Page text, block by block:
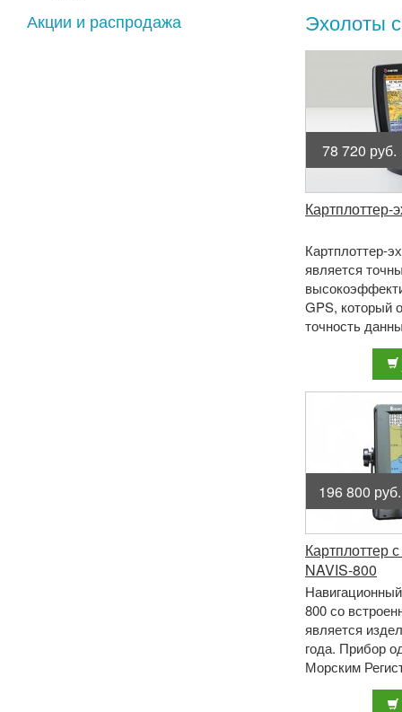
Акции и распродажа Эхолоты
78 720 руб.
Картплоттер-
Картплоттер-
является
GPS, который
точность
также это
196 800 руб.
Картплоттер
NAVIS-800
800 со
является
года. Прибор
Морским
Данный
использова ...